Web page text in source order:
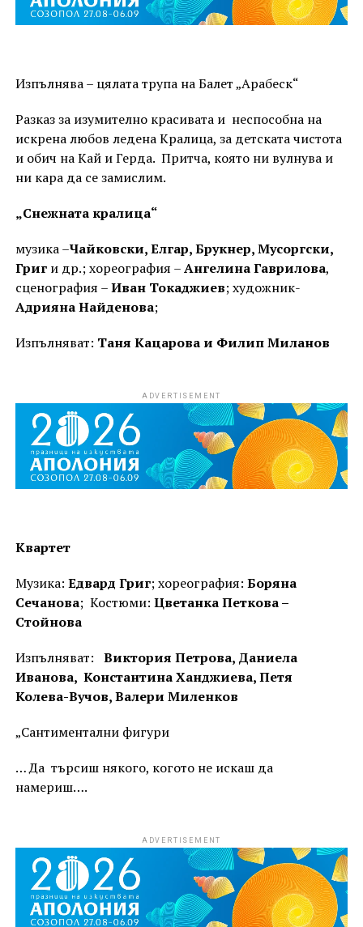
Изпълнява – цялата трупа на Балет „Арабеск“
Разказ за изумително красивата и неспособна на
искрена любов ледена Кралица, за детската чистота
и обич на Кай и Герда. Притча, която ни вулнува и
ни кара да се замислим.
„Снежната кралица“
музика –Чайковски, Елгар, Брукнер, Мусоргски,
Григи др.; хореография –Ангелина Гаврилова,
сценография –Иван Токаджиев; художник-
Адрияна Найденова;
Изпълняват: Таня Кацарова и Филип Миланов
ADVERTISEMENT
Квартет
Музика: Едвард Григ; хореография: Боряна
Сечанова; Костюми: Цветанка Петкова –
Стойнова
Изпълняват: Виктория Петрова, Даниела
Иванова, Константина Ханджиева, Петя
Колева-Вучов, Валери Миленков
„Сантиментални фигури
… Да търсиш някого, когото не искаш да
намериш….
ADVERTISEMENT